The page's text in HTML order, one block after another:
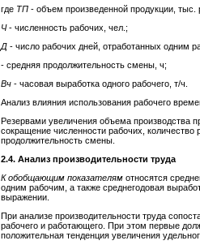
где ТП - объем произведенной продукции, тыс.
Ч- численность рабочих, чел.;
Д - число рабочих дней, отработанных одним
- средняя продолжительность смены, ч;
Вч - часовая выработка одного рабочего, т/ч.
Анализ влияния использования рабочего
Резервами увеличения объема производства
сокращение численности рабочих,
продолжительность смены.
2.4. Анализ производительности труда
К обобщающим показателям относятся
одним рабочим, а также среднегодовая
выражении.
При анализе производительности труда
рабочего и работающего. При этом первые
положительная тенденция увеличения